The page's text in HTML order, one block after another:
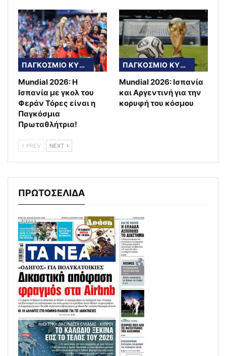
ΠΑΓΚΟΣΜΙΟ ΚΥΠΕΛΛΟ
Mundial 2026: Η
Ισπανία με γκολ του
Φεράν Τόρες είναι η
Παγκόσμια
Πρωταθλήτρια!
ΠΑΓΚΟΣΜΙΟ ΚΥΠΕΛΛΟ
Mundial 2026: Ισπανία
και Αργεντινή για την
κορυφή του κόσμου
PREV NEXT
ΠΡΩΤΟΣΕΛΙΔΑ